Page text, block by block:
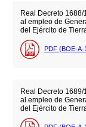
Real Decreto
al empleo de
del Ejército de
PDF (BOE-A-
Real Decreto
al empleo de
del Ejército de